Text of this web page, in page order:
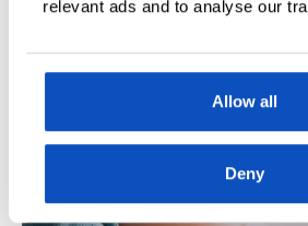
relevant ads and to analyse our
Allow all
Deny
og spionasje ble helt